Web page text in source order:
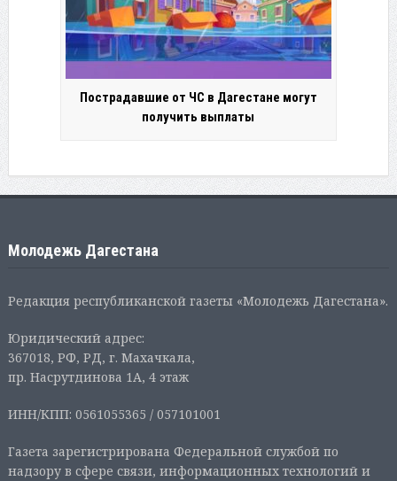
Пострадавшие от ЧС в Дагестане могут
получить выплаты
Молодежь Дагестана
Редакция республиканской газеты «Молодежь Дагестана».
Юридический адрес:
367018, РФ, РД, г. Махачкала,
пр. Насрутдинова 1А, 4 этаж
ИНН/КПП: 0561055365 / 057101001
Газета зарегистрирована Федеральной службой по
надзору в сфере связи, информационных технологий и